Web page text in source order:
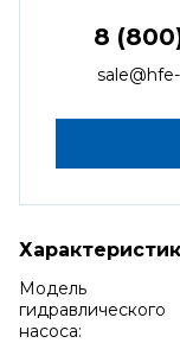
8
Модель
гидравлического
насоса: